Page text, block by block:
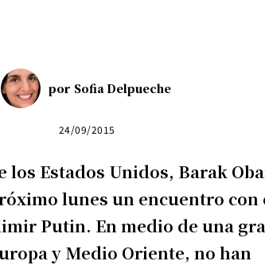
por Sofia Delpueche
24/09/2015
los Estados Unidos, Barak
lunes un encuentro con
Putin. En medio de una
y Medio Oriente, no han